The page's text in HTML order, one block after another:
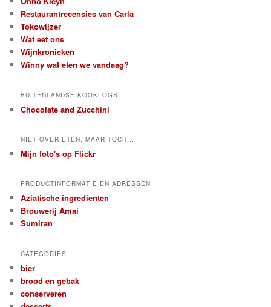
Restaurantrecensies van Carla
Tokowijzer
Wat eet ons
Wijnkronieken
Winny wat eten we vandaag?
BUITENLANDSE KOOKLOGS
Chocolate and Zucchini
NIET OVER ETEN, MAAR TOCH...
Mijn foto's op Flickr
PRODUCTINFORMATIE EN ADRESSEN
Aziatische ingredienten
Brouwerij Amai
Sumiran
CATEGORIES
bier
brood en gebak
conserveren